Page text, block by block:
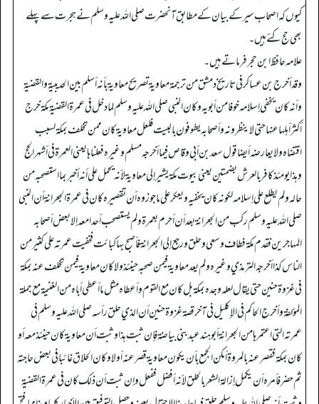
کیوں کہ اصحاب سیر کے بیان کے مطابق آنحضرت صلی اللہ علیہ وسلم نے ہجرت سے پہلے
بھی حج کئے ہیں۔
علامہ حافظ ابن حجر فرماتے ہیں۔
وقد أخرج بن عساكر في تاريخ دمشق من ترجمة معاوية تصريح معاوية بأنه أسلم بين الحديبية والقضية
وأنه كان يخفي إسلامه خوفا من أبويه وكان النبي صلى الله عليه وسلم لما دخل في عمرة القضية مكة خرج
أكثر أهلها عنها حتى لا ينظرونه وأصحابه يطوفون بالبيت فلعل معاوية كان ممن تخلف بمكة لسبب
اقتضاه ولا يعارضه أيضا قول سعد بن أبي وقاص فيما أخرجه مسلم وغيره فعلناها يعني العمرة في أشهر الحج
وهذا يومئذ كافر بالعرش بضمتين يعني بيوت مكة يشير إلى معاوية لأنه يحمل على أنه أخبر بما استصحبه من
حاله ولم يطلع على إسلامه لكونه كان يخفيه ويعكر على ما جوزوه أن تقصيره كان في عمرة الجعرانة أن النبي
صلى الله عليه وسلم ركب من الجعرانة بعد أن أحرم بعمرة ولم يستصحب أحدا معه إلا بعض أصحابه
المهاجرين فقدم مكة فطاف وسعى وحلق ورجع إلى الجعرانة فأصبح بها كبائت فخفيت عمرته على كثير من
الناس كذا أخرجه الترمذي وغيره ولم يعد معاوية فيمن صحبه حينئذ ولا كان معاوية فيمن تخلف عنه بمكة
في غزوة حنين حتى يقال لعله وجده بمكة بل كان مع القوم وأعطاه مثل ما أعطى أباه من الغنيمة مع جملة
المؤلفة وأخرج الحاكم في الإكليل في آخر قصة غزوة حنين أن الذي حلق رأسه صلى الله عليه وسلم في
عمرته التي اعتمرها من الجعرانة أبو هند عبد بني بياضة فإن ثبت هذا وثبت أن معاوية كان حينئذ معه أو
كان بمكة فقصر عنه بالمروة أمكن الجمع بأن يكون معاوية قصر عنه أولا وكان الحلاق غائبا في بعض حاجته
ثم حضر فأمره أن يكمل إزالة الشعر بالحلق لأنه أفضل ففعل وإن ثبت أن ذلك كان في عمرة القضية